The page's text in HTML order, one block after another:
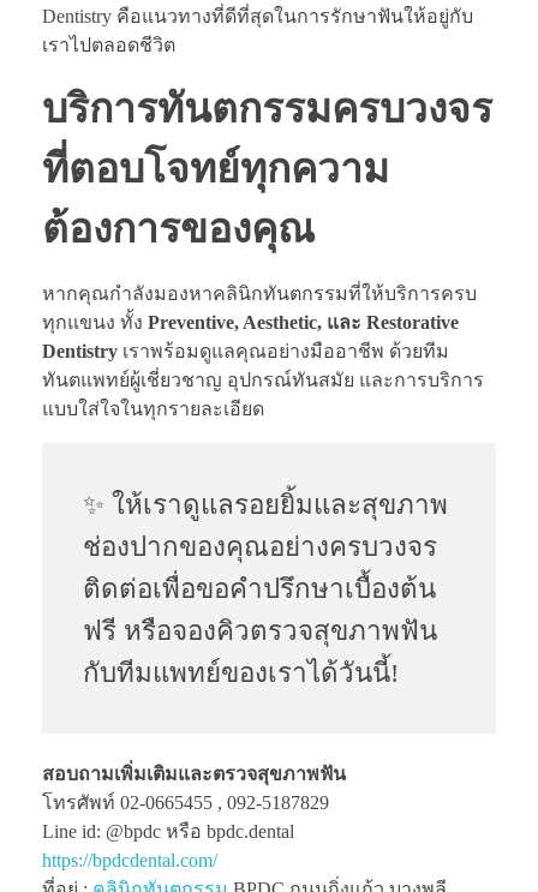
Dentistry คือแนวทางที่ดีที่สุดในการรักษาฟันให้อยู่กับ
เราไปตลอดชีวิต
บริการทันตกรรมครบวงจร
ที่ตอบโจทย์ทุกความ
ต้องการของคุณ
หากคุณกำลังมองหาคลินิกทันตกรรมที่ให้บริการครบ
ทุกแขนง ทั้ง Preventive, Aesthetic, และ Restorative
Dentistry เราพร้อมดูแลคุณอย่างมืออาชีพ ด้วยทีม
ทันตแพทย์ผู้เชี่ยวชาญ อุปกรณ์ทันสมัย และการบริการ
แบบใส่ใจในทุกรายละเอียด
✨ ให้เราดูแลรอยยิ้มและสุขภาพ
ช่องปากของคุณอย่างครบวงจร
ติดต่อเพื่อขอคำปรึกษาเบื้องต้น
ฟรี หรือจองคิวตรวจสุขภาพฟัน
กับทีมแพทย์ของเราได้วันนี้!
สอบถามเพิ่มเติมและตรวจสุขภาพฟัน
โทรศัพท์ 02-0665455 , 092-5187829
Line id: @bpdc หรือ bpdc.dental
https://bpdcdental.com/